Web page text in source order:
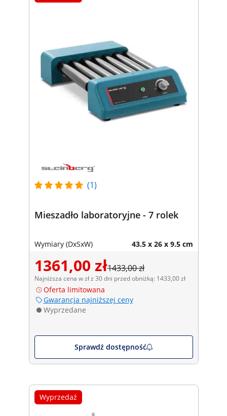
(1)
Mieszadło laboratoryjne - 7 rolek
Wymiary (DxSxW) 43.5 x 26 x 9.5 cm
1361,00 zł1433,00 zł
Najniższa cena w zł z 30 dni przed obniżką: 1433,00 zł
Oferta limitowana
Gwarancja najniższej ceny
Wyprzedane
Sprawdź dostępność
Wyprzedaż